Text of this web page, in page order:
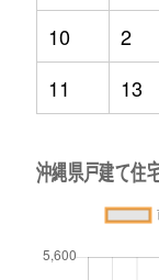
10
2
11
13